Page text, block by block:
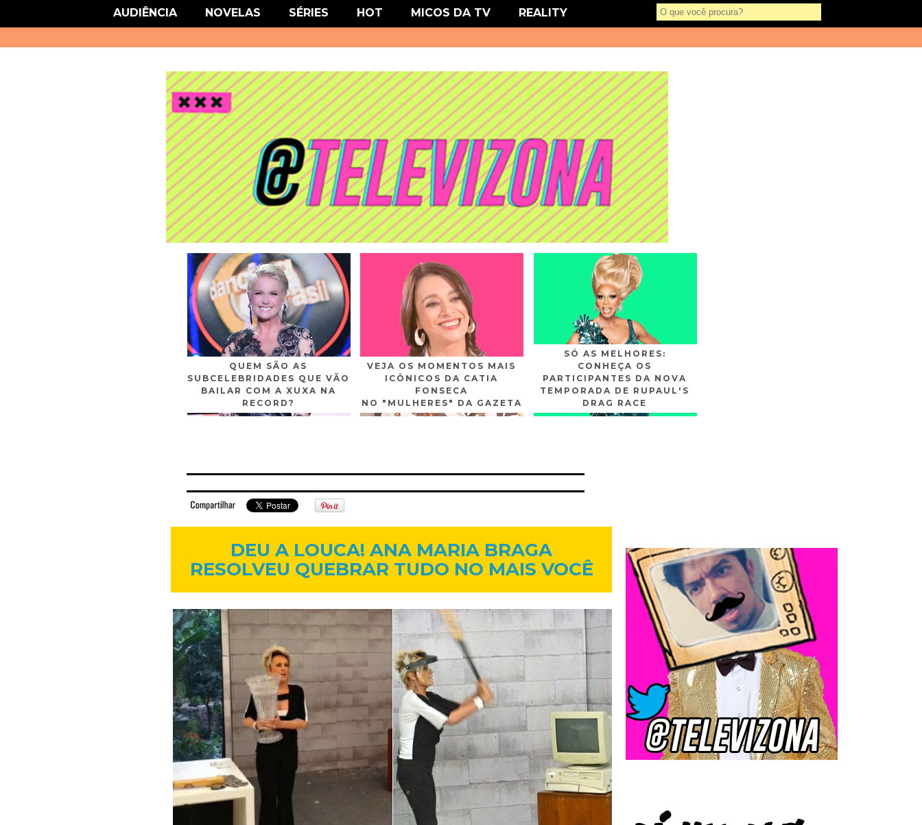
link href='http://fonts.googleapis.com/css?family=Roboto' rel='stylesheet' type='text/css'/>
QUEM SÃO AS
SUBCELEBRIDADES QUE VÃO
BAILAR COM A XUXA NA
RECORD?
VEJA OS MOMENTOS MAIS
ICÔNICOS DA CATIA
FONSECA
NO "MULHERES" DA GAZETA
SÓ AS MELHORES:
CONHEÇA OS
PARTICIPANTES DA NOVA
TEMPORADA DE RUPAUL'S
DRAG RACE
AUDIÊNCIA NOVELAS SÉRIES HOT MICOS DA TV REALITY
DEU A LOUCA! ANA MARIA BRAGA
RESOLVEU QUEBRAR TUDO NO MAIS VOCÊ